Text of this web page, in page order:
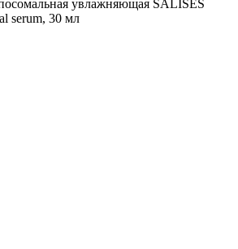
увлажняющая SALISES
serum, 30 мл